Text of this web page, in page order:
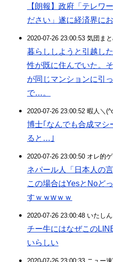
【朗報】政府「テレワ
ださい」遂に経済界に
2020-07-26 23:00:53 気団ま
暮らししようと引越し
性が既に住んでいた。
が同じマンションに引
で…。
2020-07-26 23:00:52 暇人＼
博士｢なんでも合成マシ
ると…｣
2020-07-26 23:00:50 オレ的
ネパール人「日本人の
この場合はYesとNoど
すｗｗwｗｗ
2020-07-26 23:00:48 いたしん
チー牛にはなぜこの
いらしい